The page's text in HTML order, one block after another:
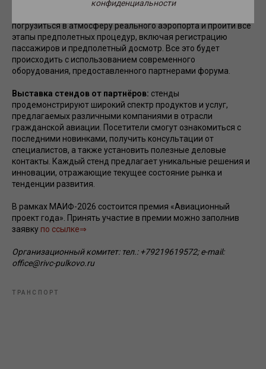
Применение БПЛА и безопасность аэродромов
погрузиться в атмосферу реального аэропорта и пройти все
этапы предполетных процедур, включая регистрацию
пассажиров и предполетный досмотр. Все это будет
происходить с использованием современного
оборудования, предоставленного партнерами форума.
Выставка стендов от партнёров: стенды
продемонстрируют широкий спектр продуктов и услуг,
предлагаемых различными компаниями в отрасли
гражданской авиации. Посетители смогут ознакомиться с
последними новинками, получить консультации от
специалистов, а также установить полезные деловые
контакты. Каждый стенд предлагает уникальные решения и
инновации, отражающие текущее состояние рынка и
тенденции развития.
В рамках МАИФ-2026 состоится премия «Авиационный
проект года». Принять участие в премии можно заполнив
заявку по ссылке⇒
Организационный комитет: тел.: +79219619572; e-mail:
office@rivc-pulkovo.ru
ТРАНСПОРТ
конфиденциальности